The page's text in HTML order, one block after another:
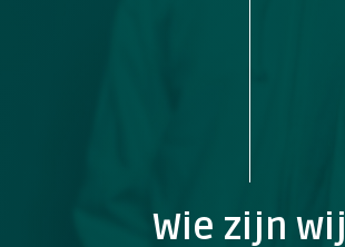
Wie zijn wij